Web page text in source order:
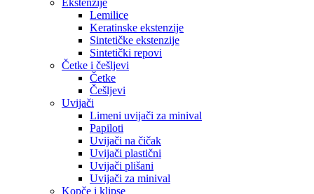
Ekstenzije
Lemilice
Keratinske ekstenzije
Sintetičke ekstenzije
Sintetički repovi
Četke i češljevi
Četke
Češljevi
Uvijači
Limeni uvijači za minival
Papiloti
Uvijači na čičak
Uvijači plastični
Uvijači plišani
Uvijači za minival
Kopče i klipse